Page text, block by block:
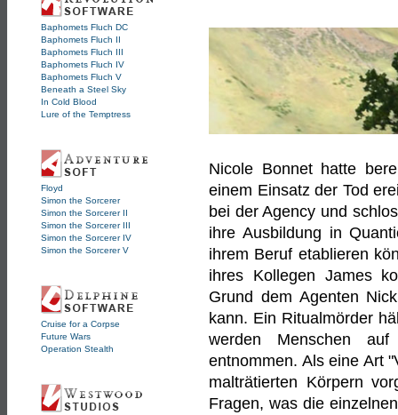
Baphomets Fluch DC
Baphomets Fluch II
Baphomets Fluch III
Baphomets Fluch IV
Baphomets Fluch V
Beneath a Steel Sky
In Cold Blood
Lure of the Temptress
Floyd
Simon the Sorcerer
Simon the Sorcerer II
Simon the Sorcerer III
Simon the Sorcerer IV
Simon the Sorcerer V
Cruise for a Corpse
Future Wars
Operation Stealth
Nicole Bonnet hatte
einem Einsatz der Tod
bei der Agency und
ihre Ausbildung in
ihrem Beruf etablieren
ihres Kollegen James
Grund dem Agenten
kann. Ein Ritualmörder
werden Menschen
entnommen. Als eine Art
malträtierten Körpern
Fragen, was die